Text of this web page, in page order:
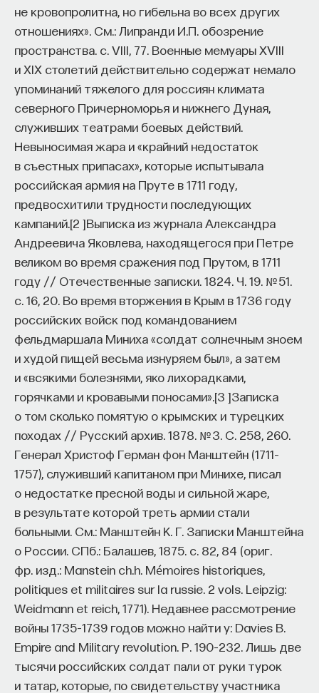
не кровопролитна, но гибельна во всех других
отношениях». См.: Липранди И.П. обозрение
пространства. с. VIII, 77. Военные мемуары XVIII
и XIX столетий действительно содержат немало
упоминаний тяжелого для россиян климата
северного Причерноморья и нижнего Дуная,
служивших театрами боевых действий.
Невыносимая жара и «крайний недостаток
в съестных припасах», которые испытывала
российская армия на Пруте в 1711 году,
предвосхитили трудности последующих
кампаний.[2 ]Выписка из журнала Александра
Андреевича Яковлева, находящегося при Петре
великом во время сражения под Прутом, в 1711
году // Отечественные записки. 1824. Ч. 19. № 51.
с. 16, 20. Во время вторжения в Крым в 1736 году
российских войск под командованием
фельдмаршала Миниха «солдат солнечным зноем
и худой пищей весьма изнуряем был», а затем
и «всякими болезнями, яко лихорадками,
горячками и кровавыми поносами». [3 ]Записка
о том сколько помятую о крымских и турецких
походах // Русский архив. 1878. № 3. С. 258, 260.
Генерал Христоф Герман фон Манштейн (1711–
1757), служивший капитаном при Минихе, писал
о недостатке пресной воды и сильной жаре,
в результате которой треть армии стали
больными. См.: Манштейн К. Г. Записки Манштейна
о России. СПб.: Балашев, 1875. с. 82, 84 (ориг.
фр. изд.: Manstein ch.h. Mémoires historiques,
politiques et militaires sur la russie. 2 vols. Leipzig:
Weidmann et reich, 1771). Недавнее рассмотрение
войны 1735–1739 годов можно найти у: Davies B.
Empire and Military revolution. P. 190–232. Лишь две
тысячи российских солдат пали от руки турок
и татар, которые, по свидетельству участника